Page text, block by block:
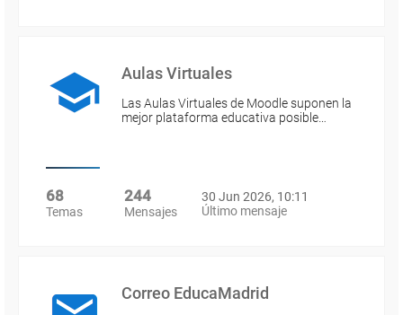
Aulas Virtuales
Las Aulas Virtuales de Moodle suponen la
mejor plataforma educativa posible…
68
Temas
244
Mensajes
30 Jun 2026, 10:11
Último mensaje
Correo EducaMadrid